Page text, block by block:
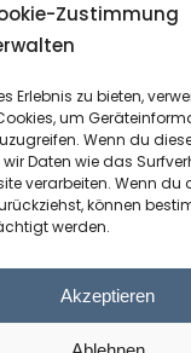
Zustimmung
Erlebnis zu bieten,
um
Wenn du
Daten wie das
verarbeiten. Wenn
können
werden.
Akzeptieren
PRAXISMACHER
191908529
Wolfram
1, 6020